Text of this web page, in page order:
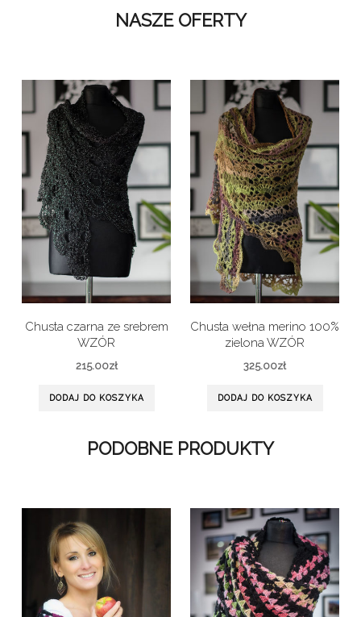
NASZE OFERTY
Chusta czarna ze srebrem
WZÓR
215.00zł
DODAJ DO KOSZYKA
Chusta wełna merino 100%
zielona WZÓR
325.00zł
DODAJ DO KOSZYKA
PODOBNE PRODUKTY